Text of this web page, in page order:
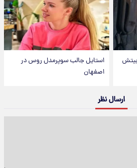
استایل جالب سوپرمدل روس در
اصفهان
ارسال نظر